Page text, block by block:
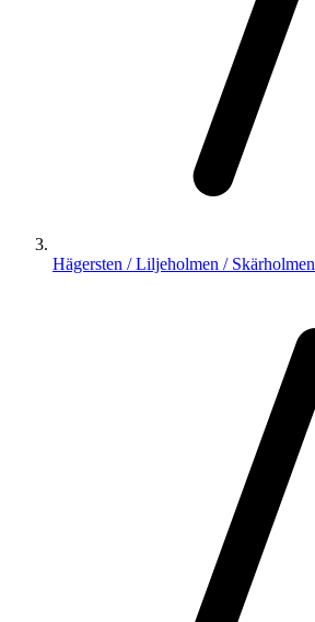
Hägersten / Liljeholmen / Skärholmen